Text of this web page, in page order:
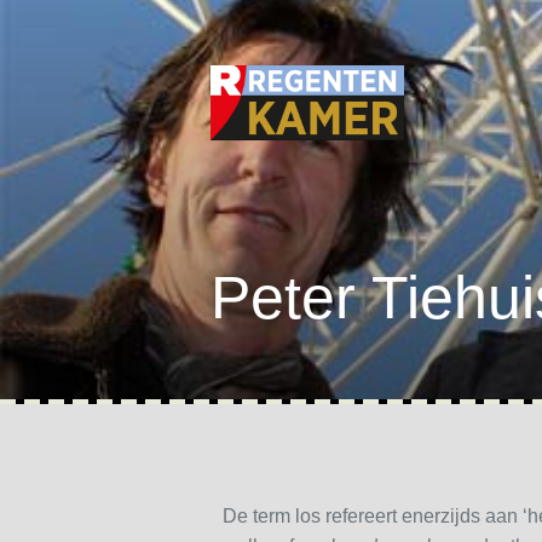
Peter
De term los refereert enerzijds aan